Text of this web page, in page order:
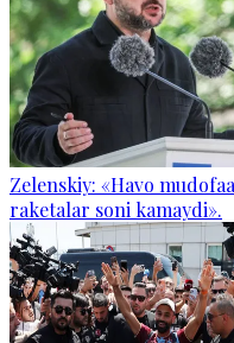
Zelenskiy: «Havo
raketalar soni kamaydi».